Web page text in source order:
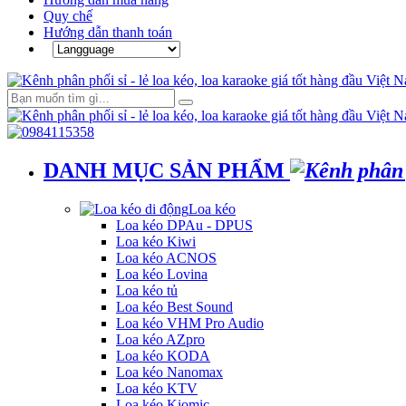
Quy chế
Hướng dẫn thanh toán
DANH MỤC SẢN PHẨM
Loa kéo
Loa kéo DPAu - DPUS
Loa kéo Kiwi
Loa kéo ACNOS
Loa kéo Lovina
Loa kéo tủ
Loa kéo Best Sound
Loa kéo VHM Pro Audio
Loa kéo AZpro
Loa kéo KODA
Loa kéo Nanomax
Loa kéo KTV